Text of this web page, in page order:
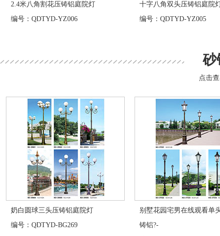
2.4米八角割花压铸铝庭院灯
编号：QDTYD-YZ006
十字八角双头压铸铝庭院
编号：QDTYD-YZ005
砂
点击
奶白圆球三头压铸铝庭院灯
编号：QDTYD-BG269
别墅花园宅男在线观看单
铸铝?-